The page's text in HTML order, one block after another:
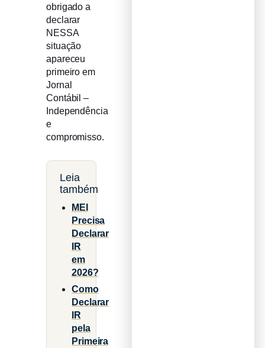
obrigado a
declarar
NESSA
situação
apareceu
primeiro em
Jornal
Contábil –
Independência
e
compromisso.
Leia
também
MEI
Precisa
Declarar
IR
em
2026?
Como
Declarar
IR
pela
Primeira